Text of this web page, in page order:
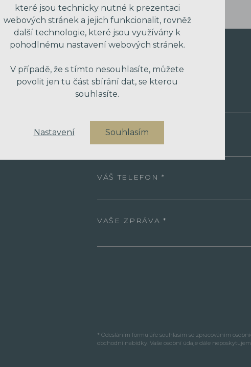
VAŠE JMÉNO
VÁŠ EMAIL
VÁŠ TELEFON
VAŠE ZPRÁVA
* Odesláním formuláře souhlasím se zpracováním
obchodní nabídky. Vaše osobní údaje dále
které jsou technicky nutné k prezentaci
webových stránek a jejich funkcionalit, rovněž
další technologie, které jsou využívány k
pohodlnému nastavení webových stránek.
V případě, že s tímto nesouhlasíte, můžete
povolit jen tu část sbírání dat, se kterou
souhlasíte.
Nastavení Souhlasím